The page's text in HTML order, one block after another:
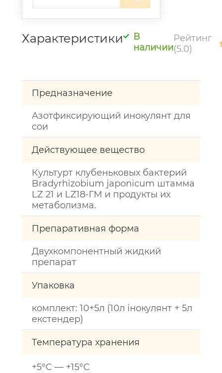
Характеристики
В
наличии
Рейтинг
(5.0)
Предназначение
Азотфиксирующий инокулянт для
сои
Действующее вещество
Культурт клубеньковых бактерий
Bradyrhizobium japonicum штамма
LZ 21 и LZ18-ГМ и продукты их
метаболизма.
Препаративная форма
Двухкомпонентный жидкий
препарат
Упаковка
комплект: 10+5л (10л інокулянт + 5л
екстендер)
Температура хранения
+5°С — +15°С